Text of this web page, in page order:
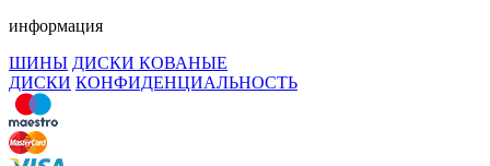
информация
ШИНЫ ДИСКИ КОВАНЫЕ
ДИСКИ КОНФИДЕНЦИАЛЬНОСТЬ